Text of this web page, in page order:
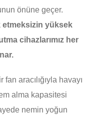
önüne geçer.
etmeksizin yüksek
cihazlarımız her
aracılığıyla havayı
alma kapasitesi
nemin yoğun